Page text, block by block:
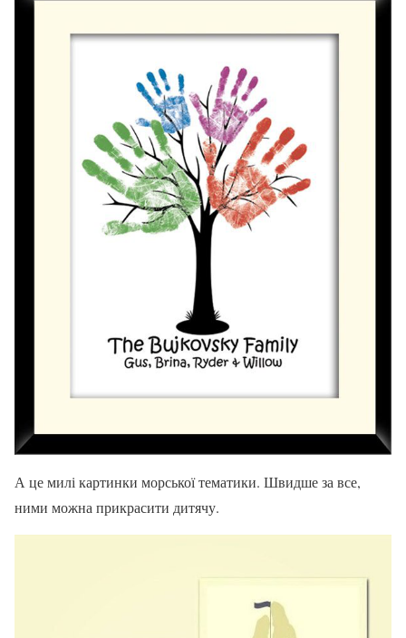
А це милі картинки морської тематики. Швидше за все,
ними можна прикрасити дитячу.